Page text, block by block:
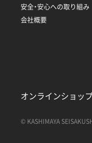
安全・安心への取り組み
会社概要
オンラインショッ
© KASHIMAYA